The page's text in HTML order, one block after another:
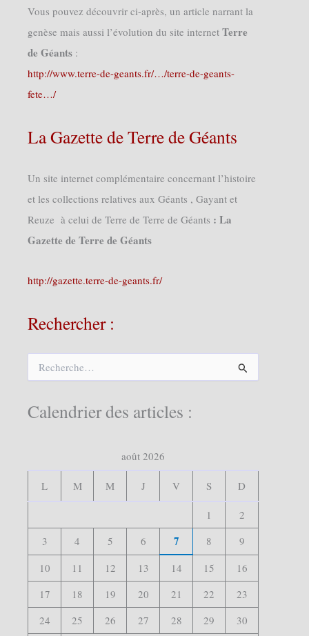
Vous pouvez découvrir ci-après, un article narrant la
genèse mais aussi l’évolution du site internet Terre
de Géants :
http://www.terre-de-geants.fr/…/terre-de-geants-
fete…/
La Gazette de Terre de Géants
Un site internet complémentaire concernant l’histoire
et les collections relatives aux Géants , Gayant et
Reuze à celui de Terre de Terre de Géants : La
Gazette de Terre de Géants
http://gazette.terre-de-geants.fr/
Rechercher :
e
e
Calendrier des articles :
août 2026
L M M J V S D
1
2
3
4 5 6 7 8
9
10
11 12 13 14 15
16
17
18 19 20 21 22
23
24
25 26 27 28 29
30